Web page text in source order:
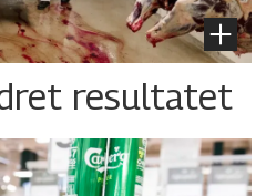
resultatet